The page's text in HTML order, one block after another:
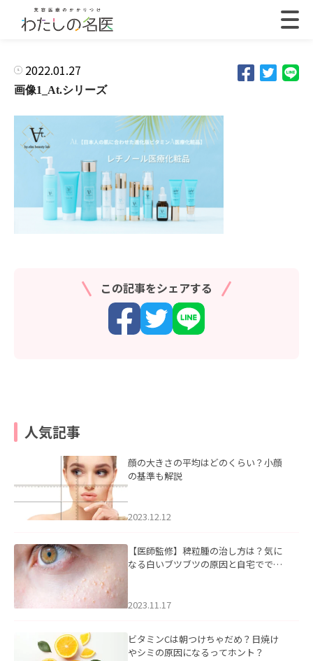
2022.01.27
画像1_At.シリーズ
この記事をシェアする
人気記事
顔の大きさの平均はどのくらい？小顔
の基準も解説
2023.12.12
【医師監修】稗粒腫の治し方は？気に
なる白いブツブツの原因と自宅ででき
2023.11.17
ビタミンCは朝つけちゃだめ？日焼け
やシミの原因になるってホント？